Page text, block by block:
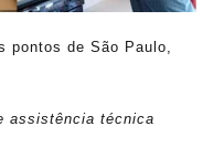
de São Paulo,
assistência técnica